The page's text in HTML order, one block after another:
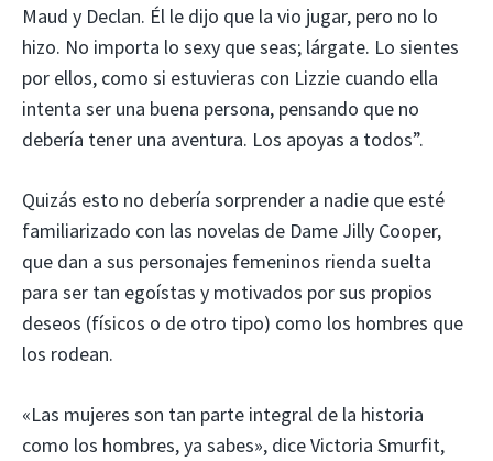
Maud y Declan. Él le dijo que la vio jugar, pero no lo
hizo. No importa lo sexy que seas; lárgate. Lo sientes
por ellos, como si estuvieras con Lizzie cuando ella
intenta ser una buena persona, pensando que no
debería tener una aventura. Los apoyas a todos”.
Quizás esto no debería sorprender a nadie que esté
familiarizado con las novelas de Dame Jilly Cooper,
que dan a sus personajes femeninos rienda suelta
para ser tan egoístas y motivados por sus propios
deseos (físicos o de otro tipo) como los hombres que
los rodean.
«Las mujeres son tan parte integral de la historia
como los hombres, ya sabes», dice Victoria Smurfit,